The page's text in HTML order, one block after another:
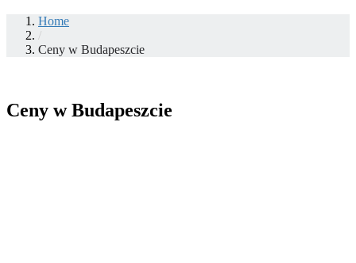
Home
/
Ceny w Budapeszcie
Ceny w Budapeszcie